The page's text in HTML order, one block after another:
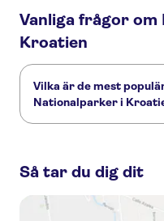
Vanliga frågor
Kroatien
Vilka är de mest
Nationalparker i
Shared Day Trip to Krka
Krka Waterfalls tour from
Krka waterfalls tour from
Så tar du dig dit